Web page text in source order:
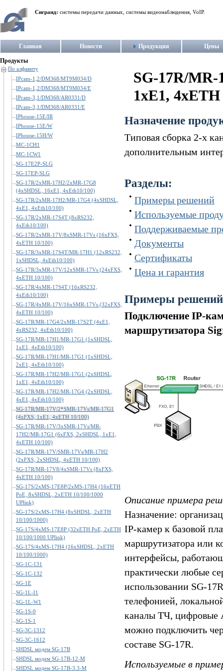
Сигранд: системы передачи данных, системы видеонаблюдения, VoIP.
Главная Новости Продукция Цены
Продукты
По алфавиту
IPcam-1,2/DM368/MT9M034/D
IPcam-1,2/DM368/MT9M034/E
IPcam-3,1/DM368/AR0331/D
IPcam-3,1/DM368/AR0331/E
IPhouse-15E/IR
IPhouse-15E/W
IPhouse-15H/W
MC-1CH1
MC-1CW1
SG-17E2P-SLG
SG-17EP-SLG
SG-17R/2xMR-17H2/2xMR-17G8
(4xSHDSL, 16xE1, 4xEth10/100)
SG-17R/2xMR-17H2/MR-17G4 (4xSHDSL,
4xE1, 4xEth10/100)
SG-17R/2xMR-17S4T (8xRS232,
4xEth10/100)
SG-17R/2xMR-17V/8xSMR-17Vs (16xFXS,
4xETH 10/100)
SG-17R/3xMR-17S4T/MR-17H1 (12xRS232,
1xSHDSL, 4xEth10/100)
SG-17R/3xMR-17V/12xSMR-17Vs (24xFXS,
4xETH 10/100)
SG-17R/4xMR-17S4T (16xRS232,
4xEth10/100)
SG-17R/4xMR-17V/16xSMR-17Vs (32xFXS,
4xETH 10/100)
SG-17R/MR-17G4/2xMR-17S2T (4xE1,
4xRS232, 4xEth10/100)
SG-17R/MR-17H1/MR-17G1 (1xSHDSL,
1xE1, 4xEth10/100)
SG-17R/MR-17H1/MR-17G1 (1xSHDSL,
2xE1, 4xEth10/100)
SG-17R/MR-17H2/MR-17G1 (2xSHDSL,
1xE1, 4xEth10/100)
SG-17R/MR-17H2/MR-17G4 (2xSHDSL,
4xE1, 4xEth10/100)
SG-17R/MR-17V/2*SMR-17Vs/MR-17G1
(4xFXS, 1xE1, 4xETH 10/100)
SG-17R/MR-17V/3xSMR-17Vs/MR-
17H2/MR-17G1 (6xFXS, 2xSHDSL, 1xE1,
4xETH 10/100)
SG-17R/MR-17V/SMR-17Vs/MR-17H2
(2xFXS, 2xSHDSL, 4xETH 10/100)
SG-17R/MR-17V8/4xSMR-17Vs (8xFXS,
4xETH 10/100)
SG-17S/2xMS-17E8P/2xMS-17H4 (16xETH
PoE, 8xSHDSL, 2xETH 10/100/1000
UPlink)
SG-17S/2xMS-17H4 (8xSHDSL, 2xETH
10/100/1000)
SG-17S/4xMS-17E8P (32xETH PoE, 2xETH
10/100/1000 UPlink)
SG-17S/4xMS-17H4 (16xSHDSL, 2xETH
10/100/1000)
SG-1C-131
SG-1C-132
SG-1E
SG-1L-I1
SG-1L-W1
SG-1S-0
SG-1S-1
SG-3C-1312
SG-3C-1612
SHDSL модем SG-17B
SHDSL модем SG-17B-12-M
SHDSL модем SG-17B-3.3-M
SG-17R/
1xE1,
Назначение
Типовая сборка 2-х
дополнительным
Разделы:
Примеры решений
Используемые
Поддерживаемые
Документы
Сертификаты
Цена и гарантия
Примеры решений
Подключение IP-
маршрутизатора
Описание примера
Назначение:
IP-камер к базовой
маршрутизатора или
интерфейсы,
практически любые
использовании SG-
телефонией,
каналы ТЧ, цифровые
можно подключить
составе SG-17R.
Используемые в